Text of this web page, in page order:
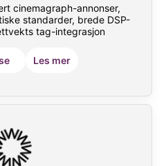
cinemagraph-annonser,
standarder, brede DSP-
tag-integrasjon
Les mer